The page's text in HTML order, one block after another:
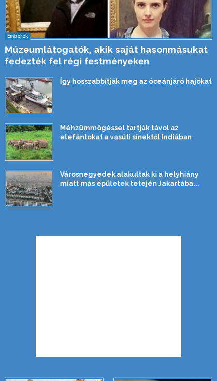
Emberek
Múzeumlátogatók, akik saját hasonmásukat
fedezték fel régi festményeken
Így hosszabbítják meg az óceánjáró hajókat
Méhzümmögéssel tartják távol az
elefántokat a vasúti sínektől Indiában
Városnegyedek alakultak ki a helyhiány
miatt más épületek tetején Jakartába...